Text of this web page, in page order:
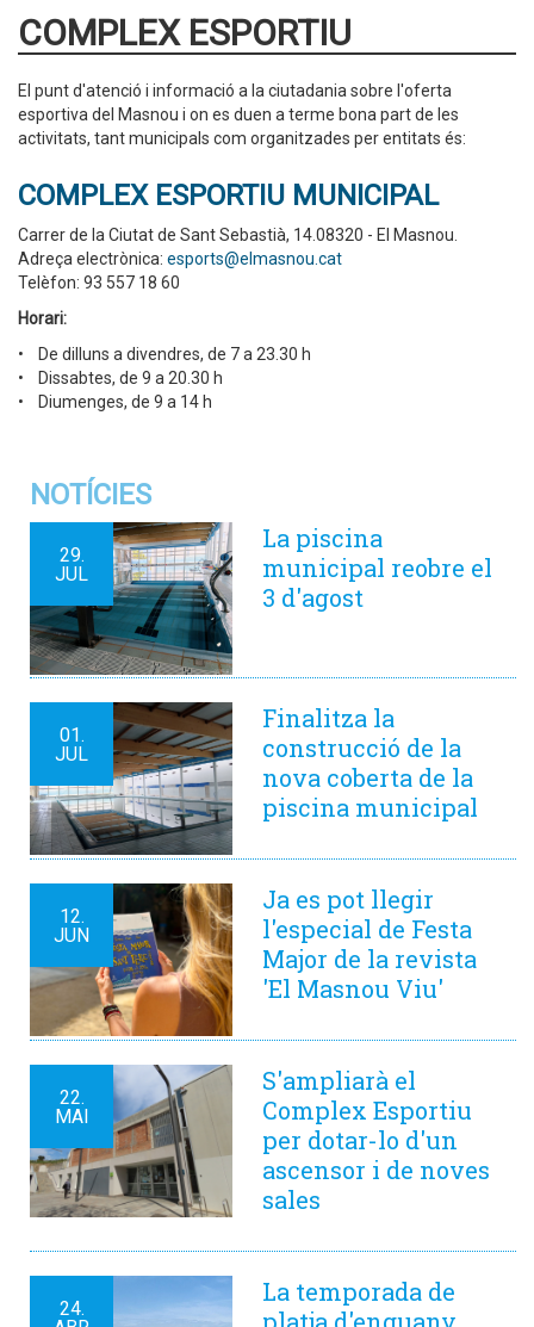
COMPLEX ESPORTIU
El punt d'atenció i informació a la ciutadania sobre l'oferta
esportiva del Masnou i on es duen a terme bona part de les
activitats, tant municipals com organitzades per entitats és:
COMPLEX ESPORTIU MUNICIPAL
Carrer de la Ciutat de Sant Sebastià, 14.08320 - El Masnou.
Adreça electrònica: esports@elmasnou.cat
Telèfon: 93 557 18 60
Horari:
• De dilluns a divendres, de 7 a 23.30 h
• Dissabtes, de 9 a 20.30 h
• Diumenges, de 9 a 14 h
NOTÍCIES
29.
JUL
La piscina
municipal reobre el
3 d'agost
01.
JUL
Finalitza la
construcció de la
nova coberta de la
piscina municipal
12.
JUN
Ja es pot llegir
l'especial de Festa
Major de la revista
'El Masnou Viu'
22.
MAI
S'ampliarà el
Complex Esportiu
per dotar-lo d'un
ascensor i de noves
sales
24.
La temporada de